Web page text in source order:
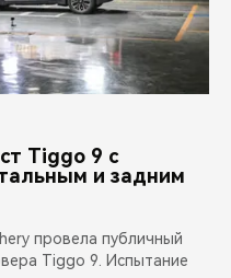
Tiggo 9 с
и задним
провела публичный
Tiggo 9. Испытание